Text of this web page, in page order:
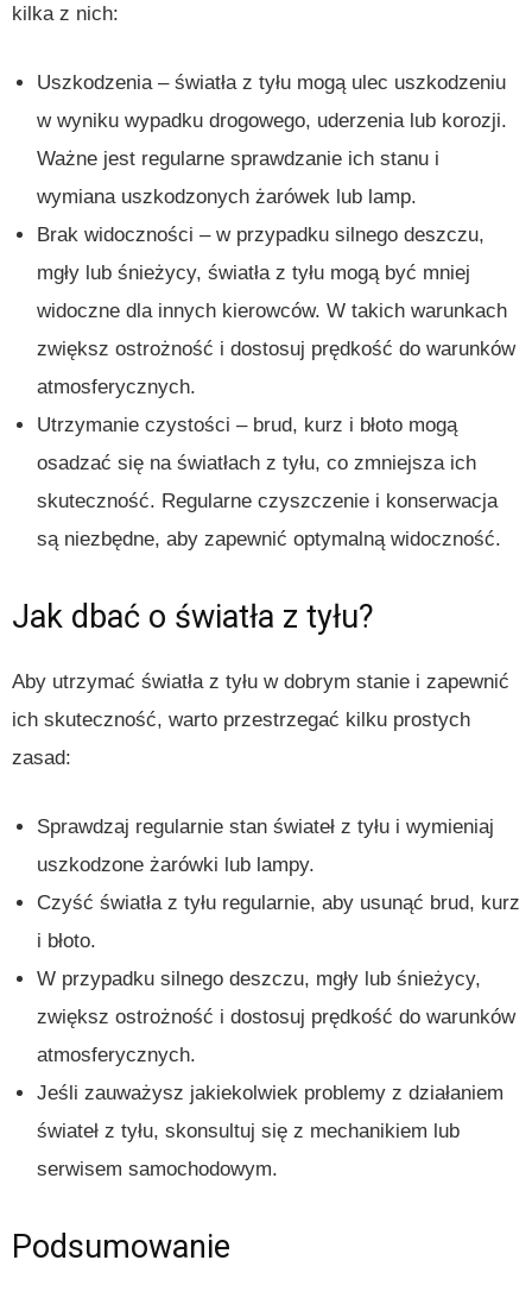
kilka z nich:
Uszkodzenia – światła z tyłu mogą ulec uszkodzeniu
w wyniku wypadku drogowego, uderzenia lub korozji.
Ważne jest regularne sprawdzanie ich stanu i
wymiana uszkodzonych żarówek lub lamp.
Brak widoczności – w przypadku silnego deszczu,
mgły lub śnieżycy, światła z tyłu mogą być mniej
widoczne dla innych kierowców. W takich warunkach
zwiększ ostrożność i dostosuj prędkość do warunków
atmosferycznych.
Utrzymanie czystości – brud, kurz i błoto mogą
osadzać się na światłach z tyłu, co zmniejsza ich
skuteczność. Regularne czyszczenie i konserwacja
są niezbędne, aby zapewnić optymalną widoczność.
Jak dbać o światła z tyłu?
Aby utrzymać światła z tyłu w dobrym stanie i zapewnić
ich skuteczność, warto przestrzegać kilku prostych
zasad:
Sprawdzaj regularnie stan świateł z tyłu i wymieniaj
uszkodzone żarówki lub lampy.
Czyść światła z tyłu regularnie, aby usunąć brud, kurz
i błoto.
W przypadku silnego deszczu, mgły lub śnieżycy,
zwiększ ostrożność i dostosuj prędkość do warunków
atmosferycznych.
Jeśli zauważysz jakiekolwiek problemy z działaniem
świateł z tyłu, skonsultuj się z mechanikiem lub
serwisem samochodowym.
Podsumowanie